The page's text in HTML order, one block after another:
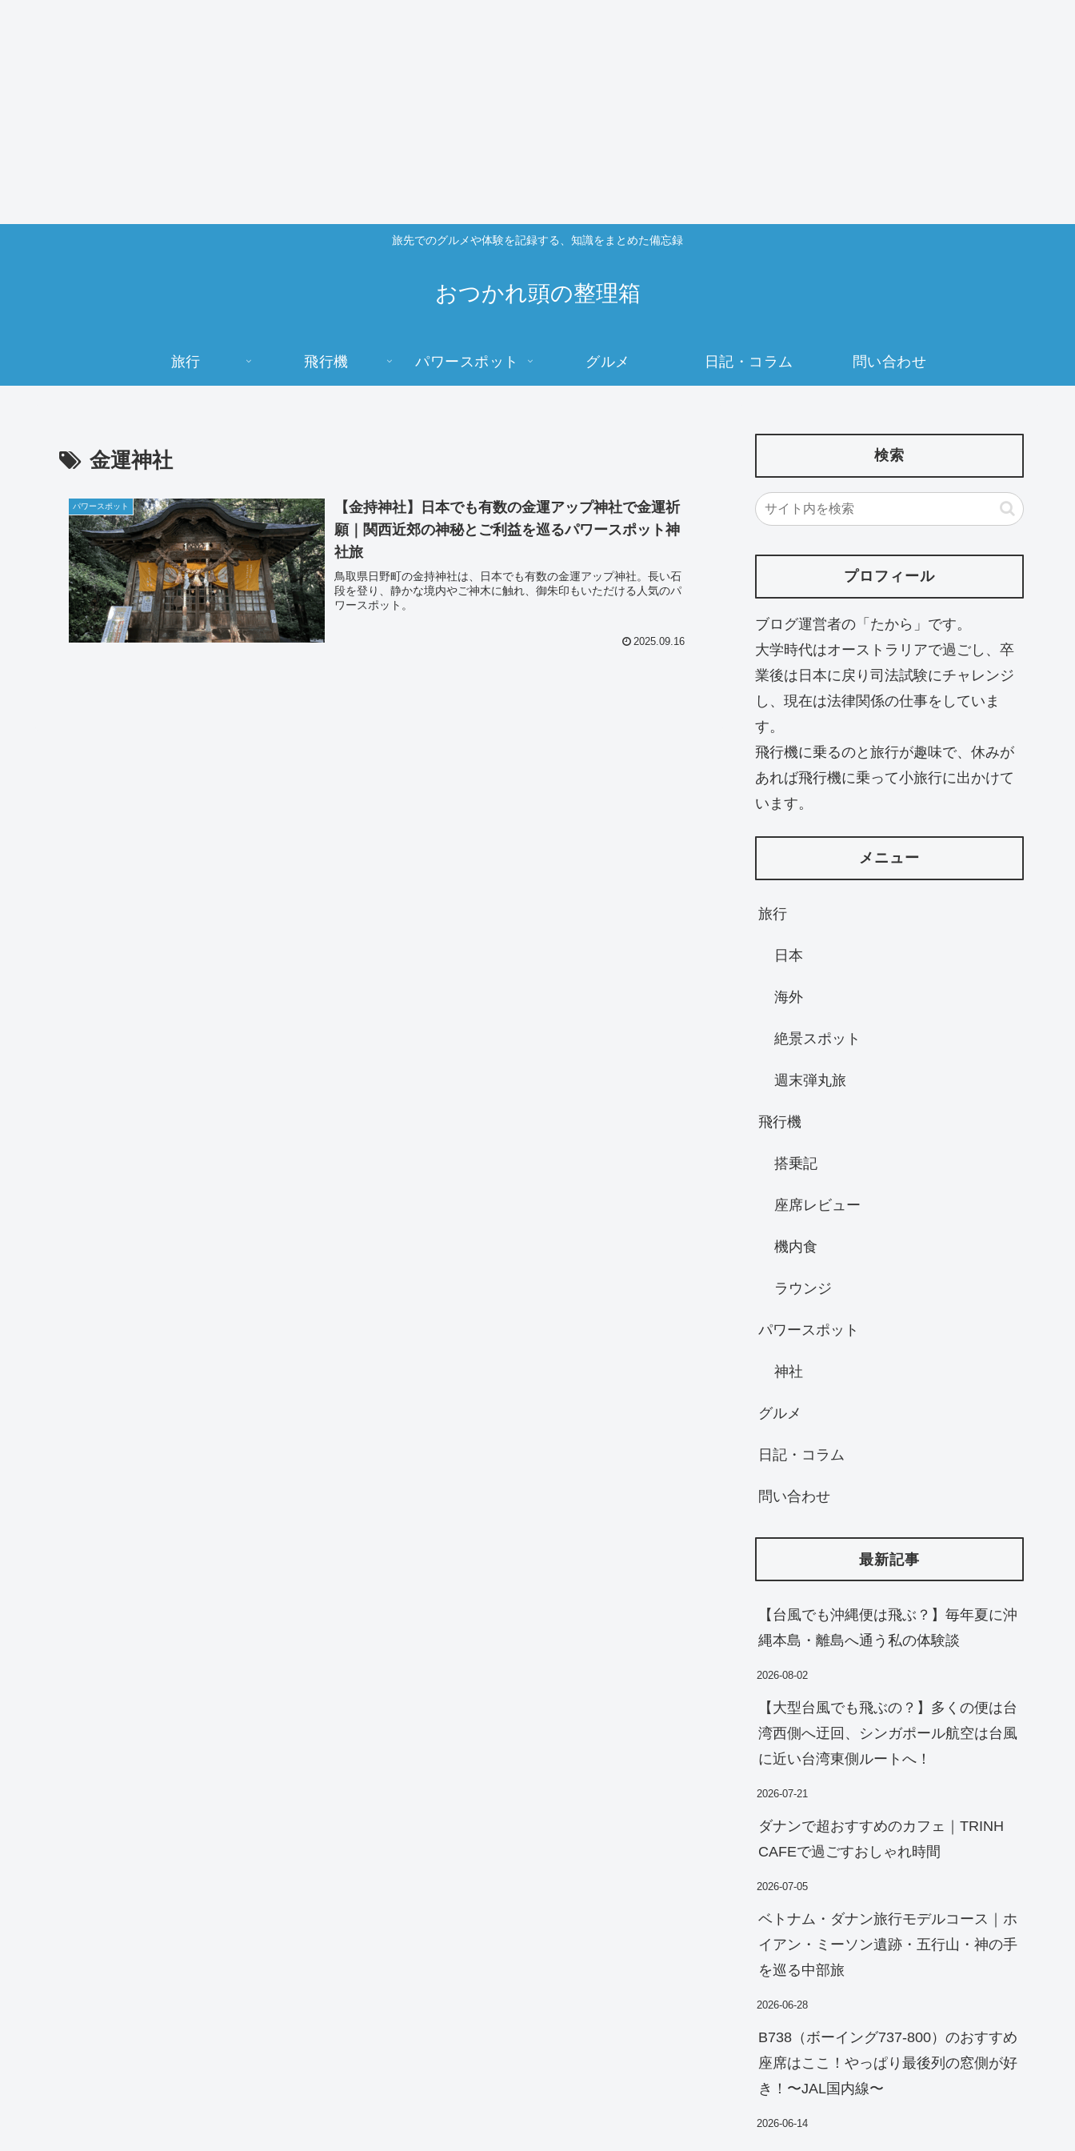
旅先でのグルメや体験を記録する、知識をまとめた備忘録
おつかれ頭の整理箱
旅行 飛行機 パワースポット グルメ 日記・コラム 問い合わせ
金運神社
パワースポット
【金持神社】日本でも有数の金運アップ神社で金運祈
願｜関西近郊の神秘とご利益を巡るパワースポット神
社旅
鳥取県日野町の金持神社は、日本でも有数の金運アップ神社。長い石
段を登り、静かな境内やご神木に触れ、御朱印もいただける人気のパ
ワースポット。
2025.09.16
検索
プロフィール
ブログ運営者の「たから」です。
大学時代はオーストラリアで過ごし、卒
業後は日本に戻り司法試験にチャレンジ
し、現在は法律関係の仕事をしていま
す。
飛行機に乗るのと旅行が趣味で、休みが
あれば飛行機に乗って小旅行に出かけて
います。
メニュー
旅行
日本
海外
絶景スポット
週末弾丸旅
飛行機
搭乗記
座席レビュー
機内食
ラウンジ
パワースポット
神社
グルメ
日記・コラム
問い合わせ
最新記事
【台風でも沖縄便は飛ぶ？】毎年夏に沖
縄本島・離島へ通う私の体験談
2026-08-02
【大型台風でも飛ぶの？】多くの便は台
湾西側へ迂回、シンガポール航空は台風
に近い台湾東側ルートへ！
2026-07-21
ダナンで超おすすめのカフェ｜TRINH
CAFEで過ごすおしゃれ時間
2026-07-05
ベトナム・ダナン旅行モデルコース｜ホ
イアン・ミーソン遺跡・五行山・神の手
を巡る中部旅
2026-06-28
B738（ボーイング737-800）のおすすめ
座席はここ！やっぱり最後列の窓側が好
き！〜JAL国内線〜
2026-06-14